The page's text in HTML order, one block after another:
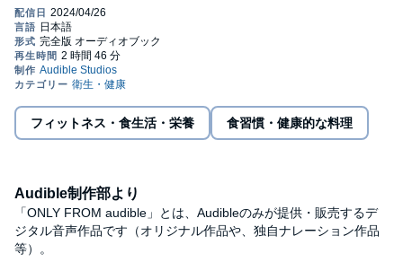
皆さんは歳をとると物忘れが進み、脳の機能が低下するのは加齢
現象で仕方ないことだと考えているでしょう。その考え方は間違
っています。適切な食事を行い、健康的な生活習慣を身に付け
て、それを実行すれば、脳の機能を低下させず、記憶力の低下も
大幅に抑えることができるのです。
下を抑えて認知症を予防することができるかということです。
となのです。さらに言えば、一度認知症になってしまうと、その
治療は極めて困難です。この数年の間に治療に効果があるとされ
る薬も出てきていますが、たいへん高価で、広く行きわたるには
まだ時間がかかるでしょう。若年性認知症は50歳ぐらいから始ま
りますから、30歳を過ぎたら認知症にならないような食事を心が
認知症があなたの毎日の食事によって起こる病気で、それを改善
フィットネス・食生活・栄養 食習慣・健康的な料理
Audible制作部より
「ONLY FROM audible」とは、Audibleのみが提供・販売するデ
ジタル音声作品です（オリジナル作品や、独自ナレーション作品
等）。